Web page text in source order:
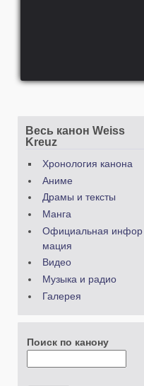
Весь канон Weiss
Kreuz
Хронология канона
Аниме
Драмы и тексты
Манга
Официальная инфор
мация
Видео
Музыка и радио
Галерея
Поиск по канону